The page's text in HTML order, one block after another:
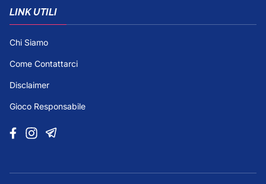
LINK UTILI
Chi Siamo
Come Contattarci
Disclaimer
Gioco Responsabile